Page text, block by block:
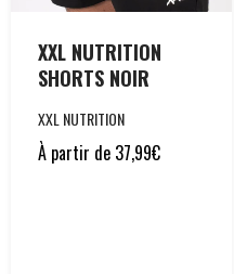
XXL NUTRITION
SHORTS NOIR
XXL NUTRITION
À partir de 37,99€